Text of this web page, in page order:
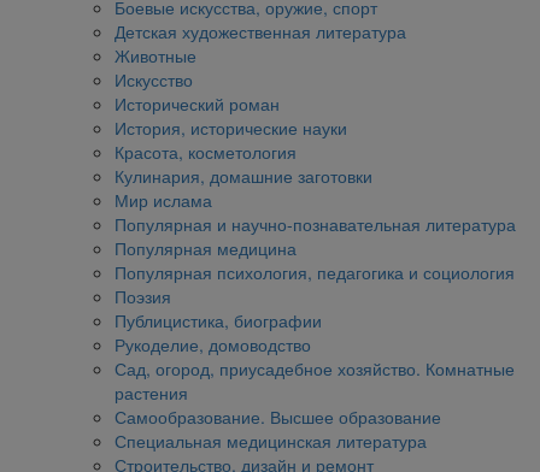
Боевые искусства, оружие, спорт
Детская художественная литература
Животные
Искусство
Исторический роман
История, исторические науки
Красота, косметология
Кулинария, домашние заготовки
Мир ислама
Популярная и научно-познавательная литература
Популярная медицина
Популярная психология, педагогика и социология
Поэзия
Публицистика, биографии
Рукоделие, домоводство
Сад, огород, приусадебное хозяйство. Комнатные
растения
Самообразование. Высшее образование
Специальная медицинская литература
Строительство, дизайн и ремонт